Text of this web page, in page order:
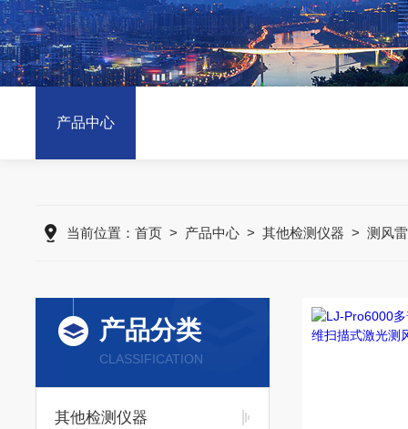
产品中心
当前位置： 首页 > 产品中心 > 其他检测仪器 > 测风
产品分类
CLASSIFICATION
其他检测仪器